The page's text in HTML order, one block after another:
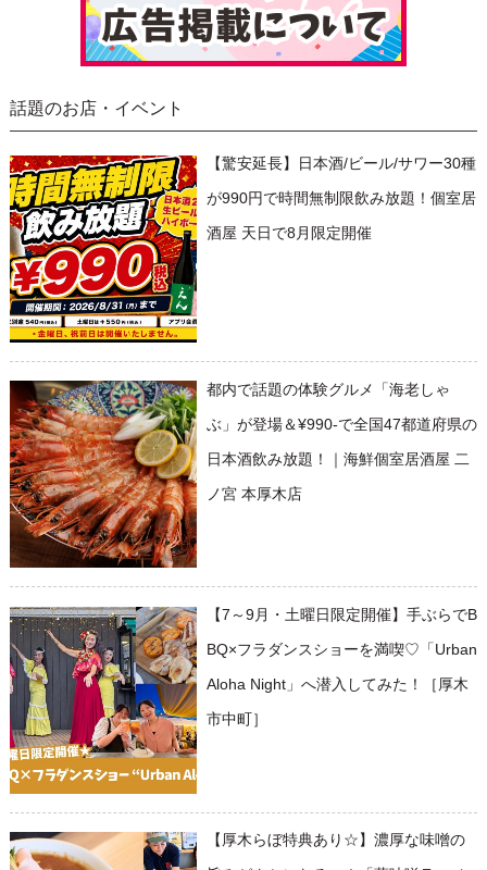
話題のお店・イベント
【驚安延長】日本酒/ビール/サワー30種
が990円で時間無制限飲み放題！個室居
酒屋 天日で8月限定開催
都内で話題の体験グルメ「海老しゃ
ぶ」が登場＆¥990-で全国47都道府県の
日本酒飲み放題！｜海鮮個室居酒屋 二
ノ宮 本厚木店
【7～9月・土曜日限定開催】手ぶらでB
BQ×フラダンスショーを満喫♡「Urban
Aloha Night」へ潜入してみた！［厚木
市中町］
【厚木らぼ特典あり☆】濃厚な味噌の